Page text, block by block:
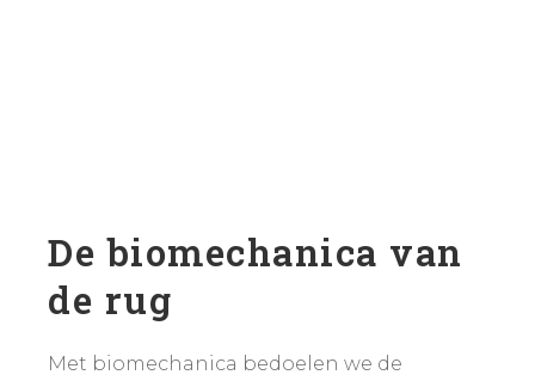
De biomechanica van
de rug
Met biomechanica bedoelen we de